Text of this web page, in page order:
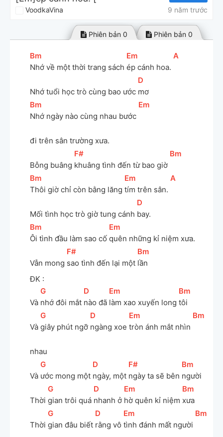
VoodkaVina 9 năm trước
Phiên bản 0
Phiên bản 0
Phiên bản 0
[Bm
Nhớ về một thời trang sách
[Em
ép cánh hoa.
[
A
Nhớ tuổi học trò cùng bao ước
[D
mơ
[Bm
Nhớ ngày nào cùng nhau bước
[Em
đi trên sân trường xưa.
Bỗng buâng
[F#
khuâng tình đến từ bao giờ
[Bm
[Bm
Thôi giờ chỉ còn bằng lăng
[Em
tím trên sân.
[
A
Mối tình học trò giờ tung cánh
[D
bay.
[Bm
Ôi tình đầu làm sao cố
[Em
quên những kỉ niệm xưa.
Vẫn mong
[F#
sao tình đến lại một
[Bm
lần
ĐK :
Và
[
G
nhớ đôi mắt
[D
nào đã
[Em
làm xao xuyến long
[Bm
tôi
Và
[
G
giây phút ngỡ
[D
ngàng xoe
[Em
tròn ánh mắt nhìn
[Bm
nhau
Và
[
G
ước mong một
[D
ngày, một
[F#
ngày ta sẽ bên
[Bm
người
Thời
[
G
gian trôi quá
[D
nhanh ở
[Em
hờ quên kỉ niệm
[Bm
xưa
Thời
[
G
gian đâu biết
[D
rằng vô
[Em
tình đánh mất người
[Bm